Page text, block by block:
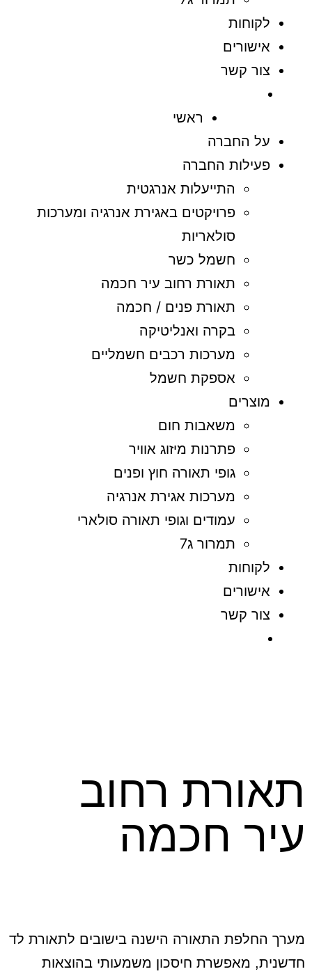
לקוחות
אישורים
צור קשר
ראשי
על החברה
פעילות החברה
התייעלות אנרגטית
פרויקטים באגירת אנרגיה ומערכות
סולאריות
חשמל כשר
תאורת רחוב עיר חכמה
תאורת פנים / חכמה
בקרה ואנליטיקה
מערכות רכבים חשמליים
אספקת חשמל
מוצרים
משאבות חום
פתרנות מיזוג אוויר
גופי תאורה חוץ ופנים
מערכות אגירת אנרגיה
עמודים וגופי תאורה סולארי
תמרור ג7
לקוחות
אישורים
צור קשר
תאורת רחוב
עיר חכמה
מערך החלפת התאורה הישנה בישובים לתאורת לד
חדשנית, מאפשרת חיסכון משמעותי בהוצאות